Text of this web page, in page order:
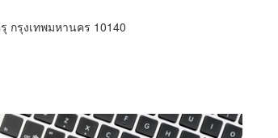
กรุงเทพมหานคร 10140